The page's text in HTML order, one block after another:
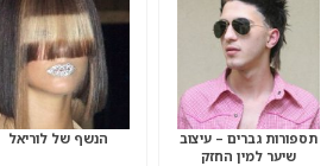
תספורות גברים – עיצוב
שיער למין החזק
הנשף של לוריאל